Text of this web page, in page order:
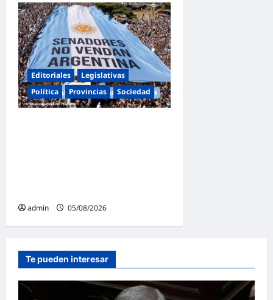
Editoriales
Legislativas
Política
Provincias Sociedad
admin 05/08/2026
Te pueden interesar